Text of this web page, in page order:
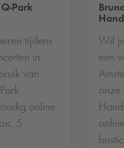
Q-Park
tijdens
in
van
online
5
Wil
een